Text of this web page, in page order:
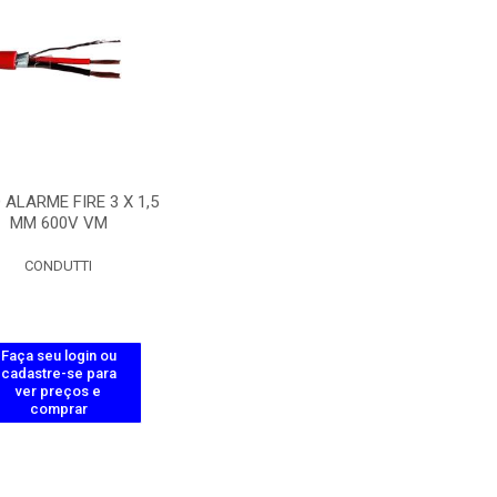
ALARME FIRE 3 X 1,5
MM 600V VM
CONDUTTI
Faça seu login ou
cadastre-se para
ver preços e
comprar